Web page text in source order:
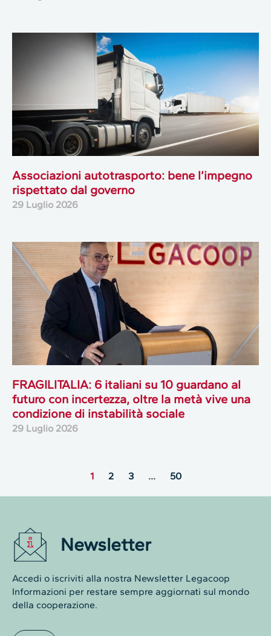
Associazioni autotrasporto: bene l’impegno
rispettato dal governo
29 Luglio 2026
FRAGILITALIA: 6 italiani su 10 guardano al
futuro con incertezza, oltre la metà vive una
condizione di instabilità sociale
29 Luglio 2026
1 2 3 … 50
Newsletter
Accedi o iscriviti alla nostra Newsletter Legacoop
Informazioni per restare sempre aggiornati sul mondo
della cooperazione.